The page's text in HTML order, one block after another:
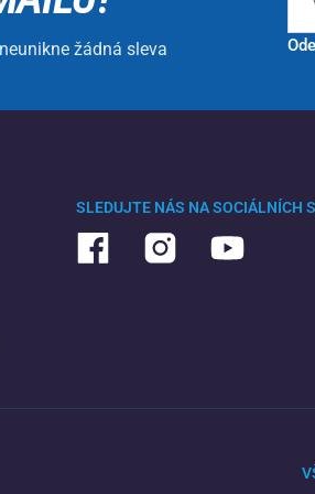
žádná sleva
SLEDUJTE NÁS NA SOCIÁLNÍCH